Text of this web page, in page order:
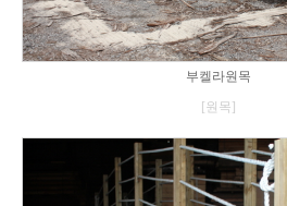
부켈라원목
[원목]